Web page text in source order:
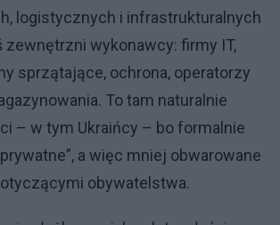
logistycznych i infrastrukturalnych
zewnętrzni wykonawcy: firmy IT,
sprzątające, ochrona, operatorzy
To tam naturalnie
– w tym Ukraińcy – bo formalnie
a więc mniej obwarowane
obywatelstwa.